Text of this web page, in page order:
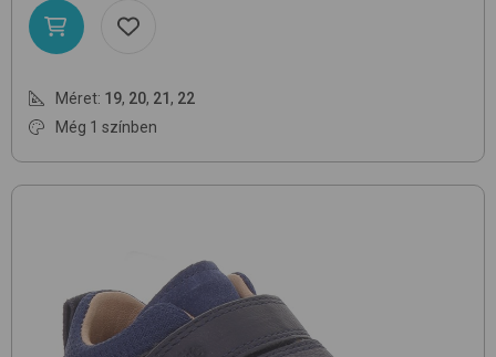
Méret: 19, 20, 21, 22
Még 1 színben